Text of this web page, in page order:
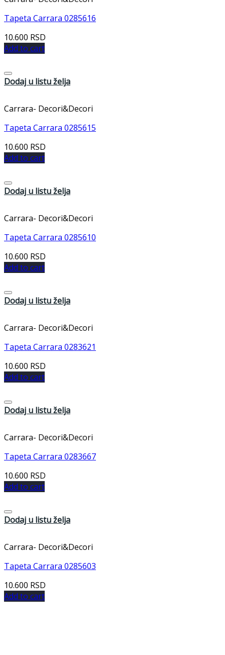
Tapeta Carrara 0285616
10.600 RSD
Add to cart
Dodaj u listu želja
Carrara- Decori&Decori
Tapeta Carrara 0285615
10.600 RSD
Add to cart
Dodaj u listu želja
Carrara- Decori&Decori
Tapeta Carrara 0285610
10.600 RSD
Add to cart
Dodaj u listu želja
Carrara- Decori&Decori
Tapeta Carrara 0283621
10.600 RSD
Add to cart
Dodaj u listu želja
Carrara- Decori&Decori
Tapeta Carrara 0283667
10.600 RSD
Add to cart
Dodaj u listu želja
Carrara- Decori&Decori
Tapeta Carrara 0285603
10.600 RSD
Add to cart